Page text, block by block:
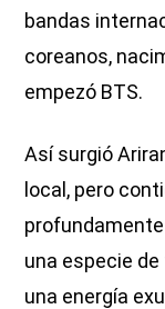
bandas
coreanos,
empezó BTS.
Así surgió
local, pero
una especie
una energía